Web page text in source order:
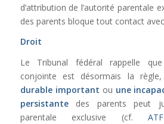
d’attribution de l’autorité parentale
des parents bloque tout contact avec
Droit
Le Tribunal fédéral rappelle que
conjointe est désormais la règle,
durable important ou une
persistantedes parents peut
parentale exclusive (cf.